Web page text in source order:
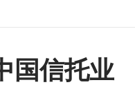
国信托业